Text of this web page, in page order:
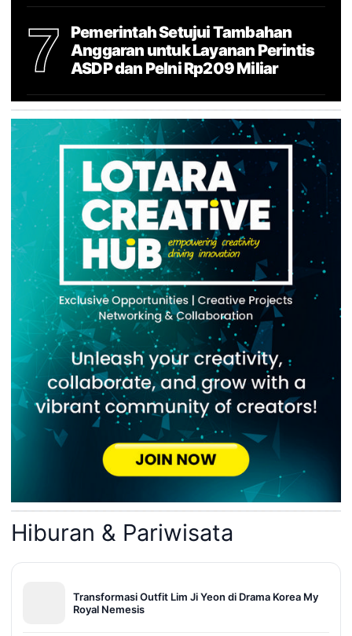
7
Pemerintah Setujui Tambahan
Anggaran untuk Layanan Perintis
ASDP dan Pelni Rp209 Miliar
Hiburan & Pariwisata
Transformasi Outfit Lim Ji Yeon di Drama Korea My
Royal Nemesis